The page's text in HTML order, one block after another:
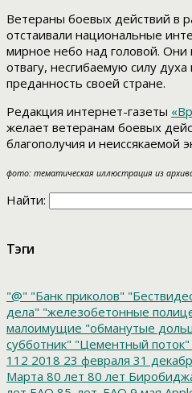
Ветераны боевых действий в
отстаивали национальные
мирное небо над головой.
отвагу, несгибаемую силу
преданность своей стране.
Редакция интернет-газеты
желает ветеранам боевых
благополучия и неиссякаемой
фото: тематическая иллюстрация из
Найти:
Тэги
"@" "Банк приколов"
дела" "железобетонные
малоимущие "обманутые
субботник" "Цементный поток"
112 2018 23 февраля 31
Марта 80 лет 80 лет